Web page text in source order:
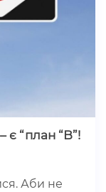
“план “B”!
Аби не